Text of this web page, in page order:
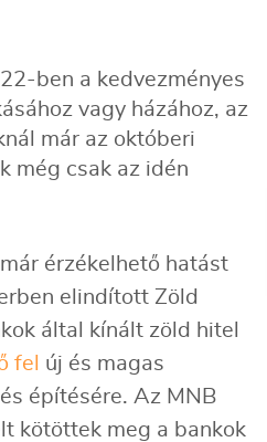
ben a kedvezményes
vagy házához, az
már az októberi
még csak az idén
érzékelhető hatást
elindított Zöld
által kínált zöld hitel
fel
új és magas
építésére. Az MNB
kötöttek meg a bankok